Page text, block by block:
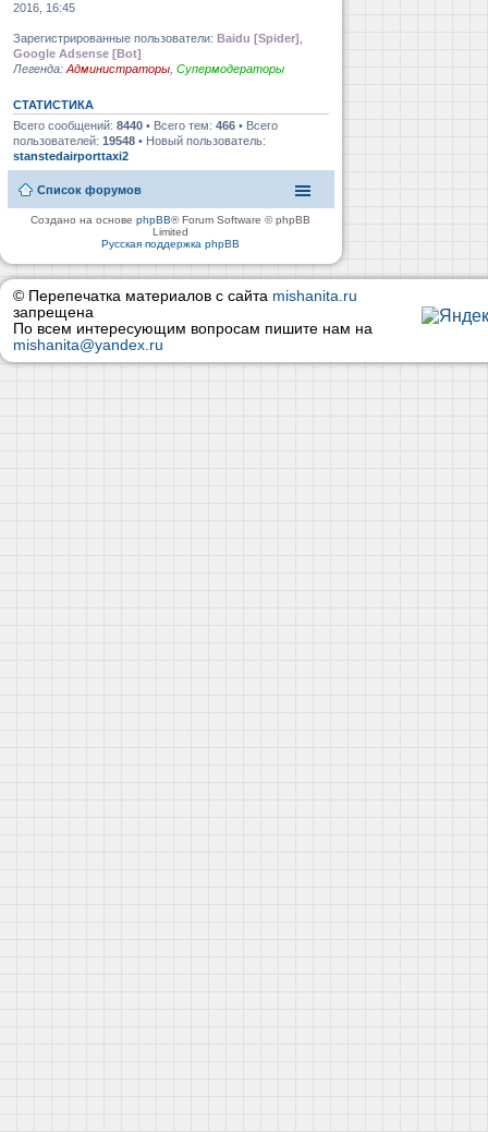
2016, 16:45
Зарегистрированные пользователи: Baidu [Spider]
Google Adsense [Bot]
Легенда: Администраторы Супермодераторы
СТАТИСТИКА
Всего сообщений: 8440 • Всего тем: 466 • Всего
пользователей: 19548 • Новый пользователь:
stanstedairporttaxi2
Список форумов
Создано на основеphpBB® Forum Software © phpBB
Limited
Русская поддержка phpBB
© Перепечатка материалов с сайта mishanita.ru
запрещена
По всем интересующим вопросам пишите нам на
mishanita@yandex.ru